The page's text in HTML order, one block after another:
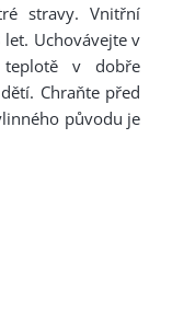
stravy. Vnitřní
Uchovávejte v
v dobře
Chraňte před
původu je